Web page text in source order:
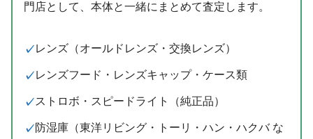
門店として、本体と一緒にまとめて査定します。
レンズ（オールドレンズ・交換レンズ）
レンズフード・レンズキャップ・ケース類
ストロボ・スピードライト（純正品）
防湿庫（東洋リビング・トーリ・ハン・ハクバ な